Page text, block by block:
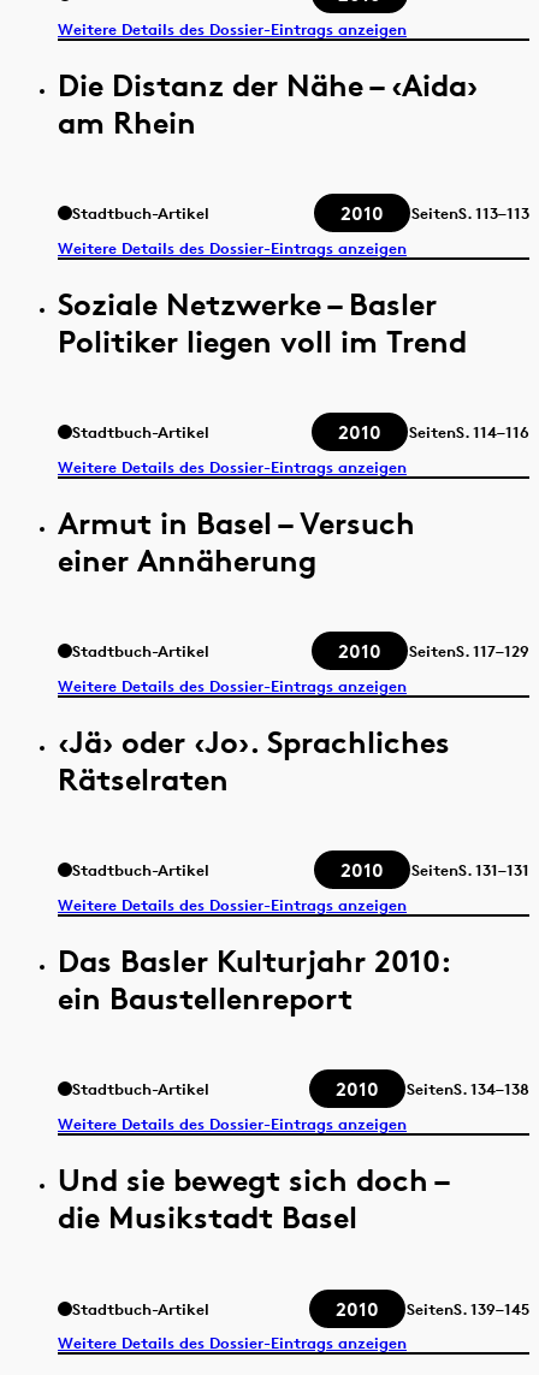
Weitere Details des Dossier-Eintrags anzeigen
Die Distanz der Nähe – ‹Aida›
am Rhein
Stadtbuch-Artikel 2010 SeitenS.113–113
Weitere Details des Dossier-Eintrags anzeigen
Soziale Netzwerke – Basler
Politiker liegen voll im Trend
Stadtbuch-Artikel 2010 SeitenS.114–116
Weitere Details des Dossier-Eintrags anzeigen
Armut in Basel – Versuch
einer Annäherung
Stadtbuch-Artikel 2010 SeitenS.117–129
Weitere Details des Dossier-Eintrags anzeigen
‹Jä› oder ‹Jo›. Sprachliches
Rätselraten
Stadtbuch-Artikel 2010 SeitenS.131–131
Weitere Details des Dossier-Eintrags anzeigen
Das Basler Kulturjahr 2010:
ein Baustellenreport
Stadtbuch-Artikel 2010 SeitenS.134–138
Weitere Details des Dossier-Eintrags anzeigen
Und sie bewegt sich doch –
die Musikstadt Basel
Stadtbuch-Artikel 2010 SeitenS.139–145
Weitere Details des Dossier-Eintrags anzeigen